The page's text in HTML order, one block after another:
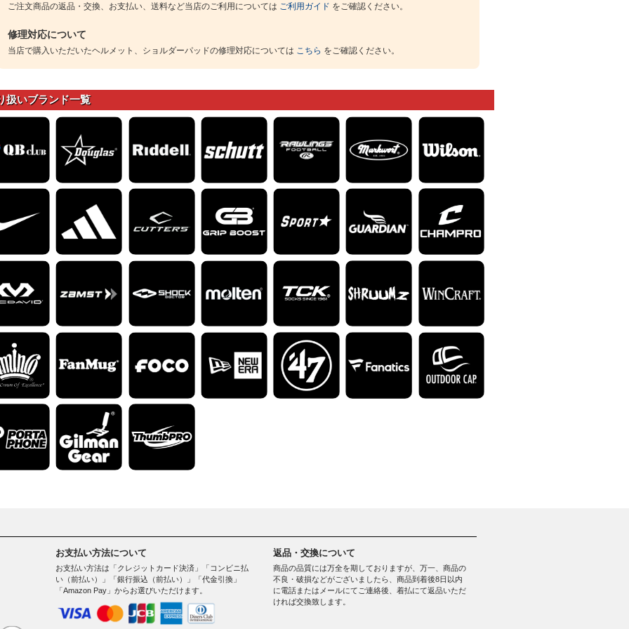
ご注文商品の返品・交換、お支払い、送料など当店のご利用については ご利用ガイド をご確認ください。
修理対応について
当店で購入いただいたヘルメット、ショルダーパッドの修理対応については こちら をご確認ください。
扱いブランド一覧
お支払い方法について
お支払い方法は「クレジットカード決済」「コンビニ払
い（前払い）」「銀行振込（前払い）」「代金引換」
「Amazon Pay」からお選びいただけます。
返品・交換について
商品の品質には万全を期しておりますが、万一、商品の
不良・破損などがございましたら、商品到着後8日以内
に電話またはメールにてご連絡後、着払にて返品いただ
ければ交換致します。